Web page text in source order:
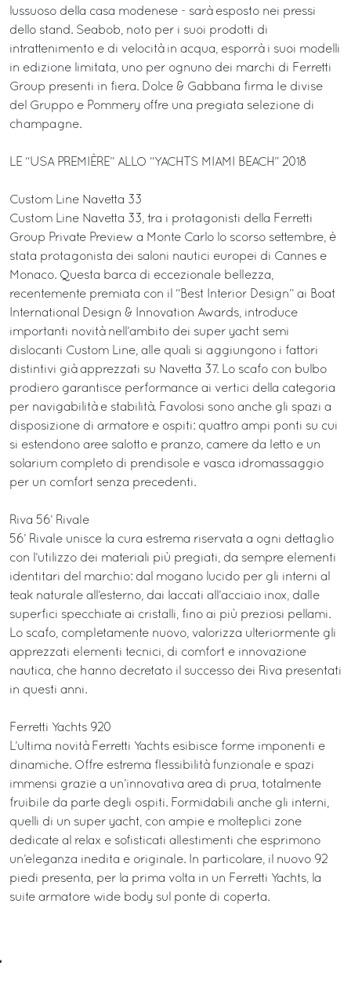
lussuoso della casa modenese - sarà esposto nei pressi
dello stand. Seabob, noto per i suoi prodotti di
intrattenimento e di velocità in acqua, esporrà i suoi modelli
in edizione limitata, uno per ognuno dei marchi di Ferretti
Group presenti in fiera. Dolce & Gabbana firma le divise
del Gruppo e Pommery offre una pregiata selezione di
champagne.
LE “USA PREMIÈRE” ALLO “YACHTS MIAMI BEACH” 2018
Custom Line Navetta 33
Custom Line Navetta 33, tra i protagonisti della Ferretti
Group Private Preview a Monte Carlo lo scorso settembre, è
stata protagonista dei saloni nautici europei di Cannes e
Monaco. Questa barca di eccezionale bellezza,
recentemente premiata con il “Best Interior Design” ai Boat
International Design & Innovation Awards, introduce
importanti novità nell’ambito dei super yacht semi
dislocanti Custom Line, alle quali si aggiungono i fattori
distintivi già apprezzati su Navetta 37. Lo scafo con bulbo
prodiero garantisce performance ai vertici della categoria
per navigabilità e stabilità. Favolosi sono anche gli spazi a
disposizione di armatore e ospiti: quattro ampi ponti su cui
si estendono aree salotto e pranzo, camere da letto e un
solarium completo di prendisole e vasca idromassaggio
per un comfort senza precedenti.
Riva 56’ Rivale
56’ Rivale unisce la cura estrema riservata a ogni dettaglio
con l’utilizzo dei materiali più pregiati, da sempre elementi
identitari del marchio: dal mogano lucido per gli interni al
teak naturale all’esterno, dai laccati all’acciaio inox, dalle
superfici specchiate ai cristalli, fino ai più preziosi pellami.
Lo scafo, completamente nuovo, valorizza ulteriormente gli
apprezzati elementi tecnici, di comfort e innovazione
nautica, che hanno decretato il successo dei Riva presentati
in questi anni.
Ferretti Yachts 920
L’ultima novità Ferretti Yachts esibisce forme imponenti e
dinamiche. Offre estrema flessibilità funzionale e spazi
immensi grazie a un’innovativa area di prua, totalmente
fruibile da parte degli ospiti. Formidabili anche gli interni,
quelli di un super yacht, con ampie e molteplici zone
dedicate al relax e sofisticati allestimenti che esprimono
un’eleganza inedita e originale. In particolare, il nuovo 92
piedi presenta, per la prima volta in un Ferretti Yachts, la
suite armatore wide body sul ponte di coperta.